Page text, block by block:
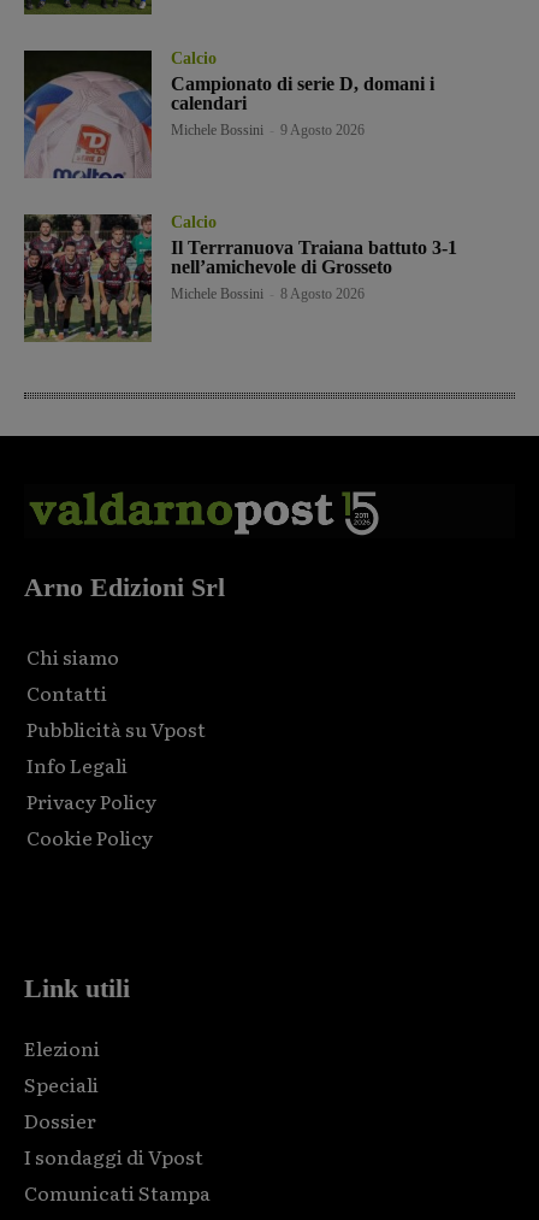
Calcio
Campionato di serie D, domani i
calendari
Michele Bossini 9 Agosto 2026
Calcio
Il Terrranuova Traiana battuto 3-1
nell’amichevole di Grosseto
Michele Bossini 8 Agosto 2026
Arno Edizioni Srl
Chi siamo
Contatti
Pubblicità su Vpost
Info Legali
Privacy Policy
Cookie Policy
Link utili
Elezioni
Speciali
Dossier
I sondaggi di Vpost
Comunicati Stampa